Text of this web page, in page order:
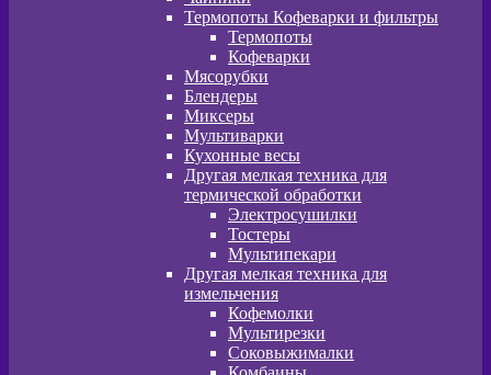
Термопоты Кофеварки и фильтры
Термопоты
Кофеварки
Мясорубки
Блендеры
Миксеры
Мультиварки
Кухонные весы
Другая мелкая техника для
термической обработки
Электросушилки
Тостеры
Мультипекари
Другая мелкая техника для
измельчения
Кофемолки
Мультирезки
Соковыжималки